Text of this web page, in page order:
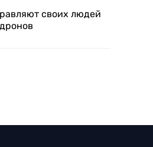
своих людей